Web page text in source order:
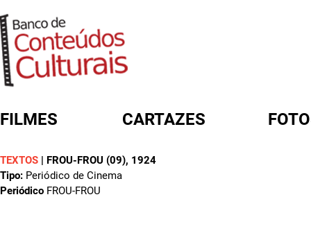
FILMES CARTAZES
TEXTOS | FROU-FROU (09), 1924
Tipo: Periódico de Cinema
Periódico FROU-FROU
FORMULÁRIO DE BUSCA